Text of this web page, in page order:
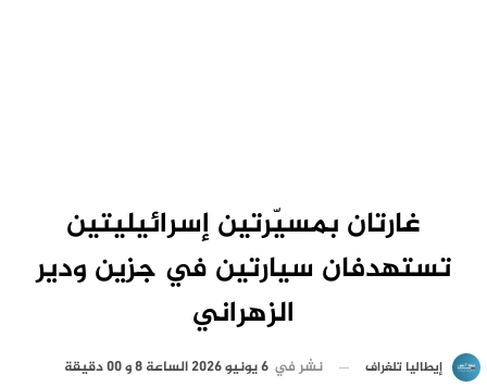
غارتان بمسيّرتين إسرائيليتين
تستهدفان سيارتين في جزين ودير
الزهراني
إيطاليا تلغراف نشر في 6 يونيو 2026 الساعة 8 و 00 دقيقة